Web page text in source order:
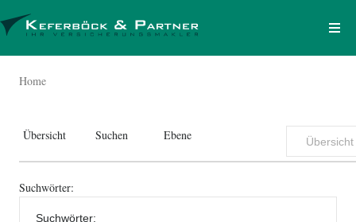
Home
Übersicht Suchen Ebene
Suchwörter: